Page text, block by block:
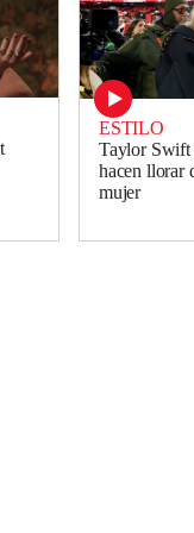
ESTILO
Taylor Swift
hacen llorar
mujer